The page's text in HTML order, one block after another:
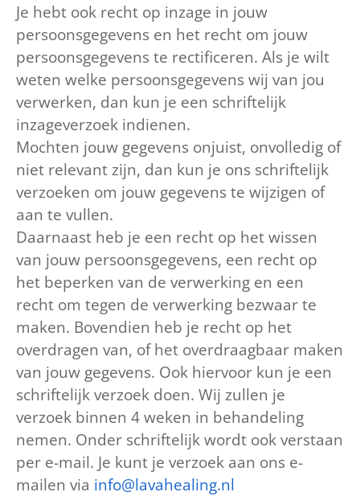
Je hebt ook recht op inzage in jouw
persoonsgegevens en het recht om jouw
persoonsgegevens te rectificeren. Als je wilt
weten welke persoonsgegevens wij van jou
verwerken, dan kun je een schriftelijk
inzageverzoek indienen.
Mochten jouw gegevens onjuist, onvolledig of
niet relevant zijn, dan kun je ons schriftelijk
verzoeken om jouw gegevens te wijzigen of
aan te vullen.
Daarnaast heb je een recht op het wissen
van jouw persoonsgegevens, een recht op
het beperken van de verwerking en een
recht om tegen de verwerking bezwaar te
maken. Bovendien heb je recht op het
overdragen van, of het overdraagbaar maken
van jouw gegevens. Ook hiervoor kun je een
schriftelijk verzoek doen. Wij zullen je
verzoek binnen 4 weken in behandeling
nemen. Onder schriftelijk wordt ook verstaan
per e-mail. Je kunt je verzoek aan ons e-
mailen via info@lavahealing.nl